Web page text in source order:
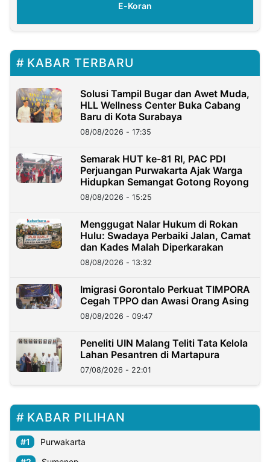
E-Koran
KABAR TERBARU
Solusi Tampil Bugar dan Awet Muda,
HLL Wellness Center Buka Cabang
Baru di Kota Surabaya
08/08/2026 - 17:35
Semarak HUT ke-81 RI, PAC PDI
Perjuangan Purwakarta Ajak Warga
Hidupkan Semangat Gotong Royong
08/08/2026 - 15:25
Menggugat Nalar Hukum di Rokan
Hulu: Swadaya Perbaiki Jalan, Camat
dan Kades Malah Diperkarakan
08/08/2026 - 13:32
Imigrasi Gorontalo Perkuat TIMPORA
Cegah TPPO dan Awasi Orang Asing
08/08/2026 - 09:47
Peneliti UIN Malang Teliti Tata Kelola
Lahan Pesantren di Martapura
07/08/2026 - 22:01
KABAR PILIHAN
Purwakarta